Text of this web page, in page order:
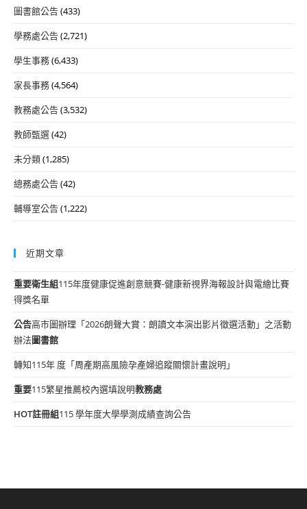
圖書館公告(433)
學務處公告(2,721)
學生事務(6,433)
家長事務(4,564)
教務處公告(3,532)
教師甄選(42)
未分類(1,285)
總務處公告(42)
輔導室公告(1,222)
近期文章
重要衛生組115年度健康促進創意競賽-健康新視界海報設計與電繪比賽
得獎名單
公告高市圖辦理「2026朗聲大賞：朗讀文本演出影片徵選活動」之活動
辦法圖書館
轉知115年 度「周產期高風險孕產婦追蹤關懷計畫說明」
重要115繁星推薦校內選填說明教務處
HOT註冊組115 學年度大學學測成績查詢公告